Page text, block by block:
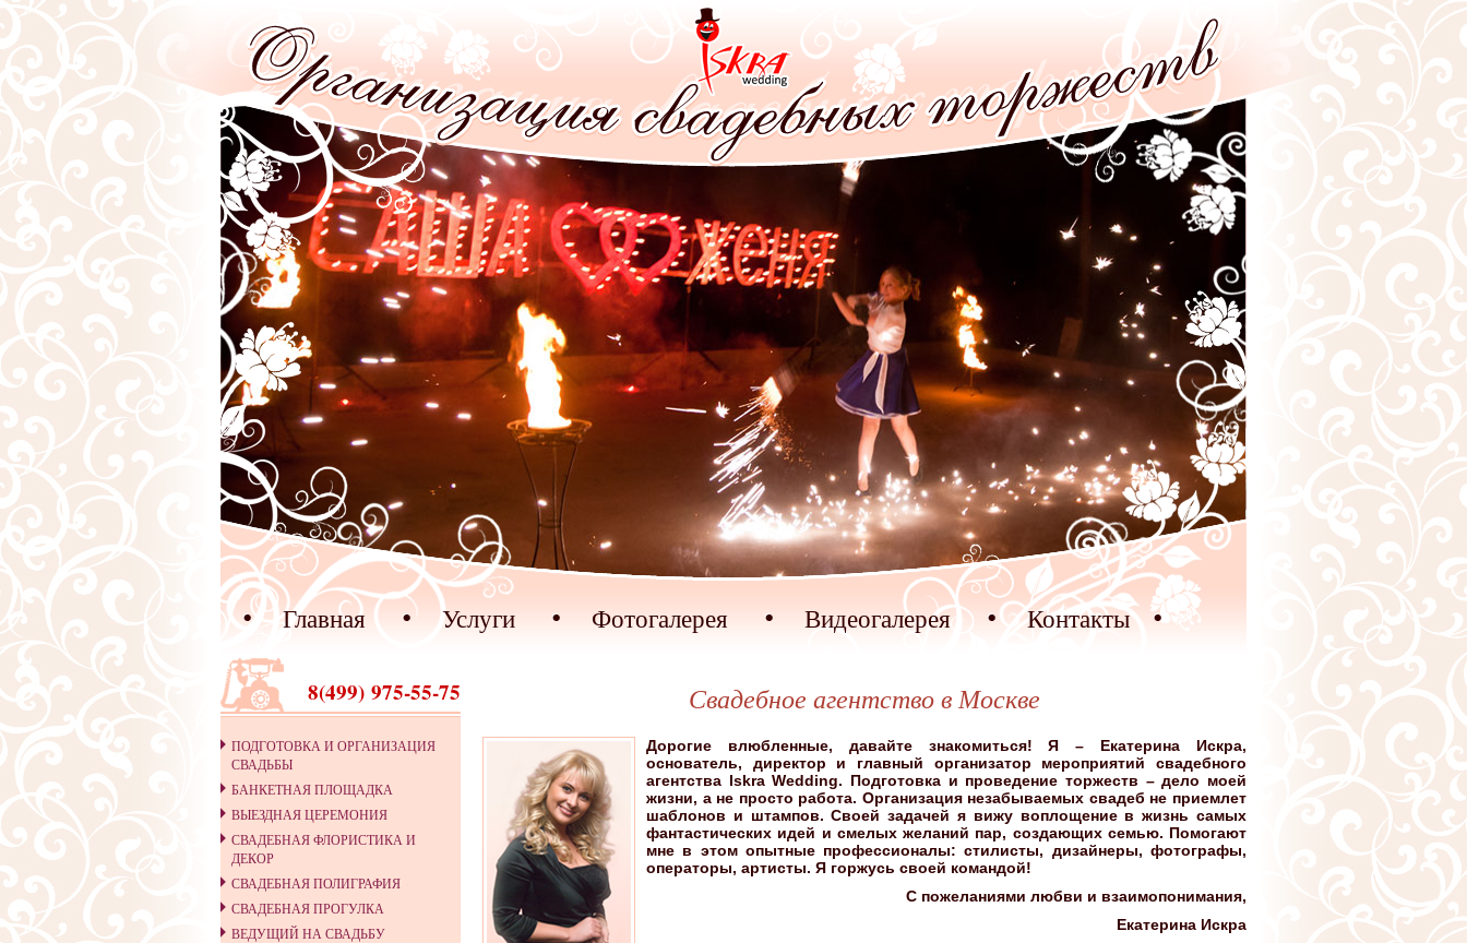
Перейти к основному содержанию
Главная Услуги Фотогалерея Видеогалерея Контакты
8(499) 975-55-75
ПОДГОТОВКА И ОРГАНИЗАЦИЯ
СВАДЬБЫ
БАНКЕТНАЯ ПЛОЩАДКА
ВЫЕЗДНАЯ ЦЕРЕМОНИЯ
СВАДЕБНАЯ ФЛОРИСТИКА И
ДЕКОР
СВАДЕБНАЯ ПОЛИГРАФИЯ
СВАДЕБНАЯ ПРОГУЛКА
ВЕДУЩИЙ НА СВАДЬБУ
Свадебное агентство в Москве
Дорогие влюбленные, давайте знакомиться! Я – Екатерина Искра,
основатель, директор и главный организатор мероприятий свадебного
агентства Iskra Wedding. Подготовка и проведение торжеств – дело моей
жизни, а не просто работа. Организация незабываемых свадеб не приемлет
шаблонов и штампов. Своей задачей я вижу воплощение в жизнь самых
фантастических идей и смелых желаний пар, создающих семью. Помогают
мне в этом опытные профессионалы: стилисты, дизайнеры, фотографы,
операторы, артисты. Я горжусь своей командой!
С пожеланиями любви и взаимопонимания,
Екатерина Искра